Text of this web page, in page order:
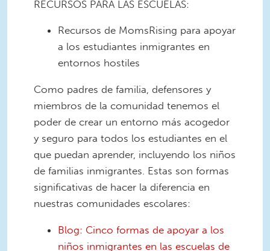
RECURSOS PARA LAS ESCUELAS:
Recursos de MomsRising para apoyar
a los estudiantes inmigrantes en
entornos hostiles
Como padres de familia, defensores y
miembros de la comunidad tenemos el
poder de crear un entorno más acogedor
y seguro para todos los estudiantes en el
que puedan aprender, incluyendo los niños
de familias inmigrantes. Estas son formas
significativas de hacer la diferencia en
nuestras comunidades escolares:
Blog: Cinco formas de apoyar a los
niños inmigrantes en las escuelas de